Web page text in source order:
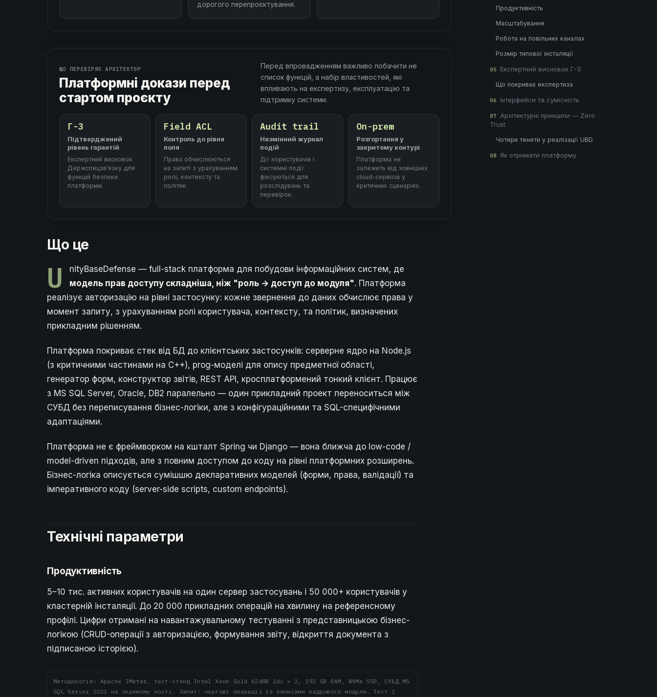
дорогого перепроєктування.
ЩО ПЕРЕВІРЯЄ АРХІТЕКТОР
Платформні докази перед
стартом проєкту
Перед впровадженням важливо побачити не
список функцій, а набір властивостей, які
впливають на експертизу, експлуатацію та
підтримку системи.
Г-3
Підтверджений
рівень гарантій
Експертний висновок
Держспецзв'язку для
функцій безпеки
платформи.
Field ACL
Контроль до рівня
поля
Права обчислюються
на запиті з урахуванням
ролі, контексту та
політик.
Audit trail
Незмінний журнал
подій
Дії користувачів і
системні події
фіксуються для
розслідувань та
перевірок.
On-prem
Розгортання у
закритому контурі
Платформа не
залежить від зовнішніх
cloud-сервісів у
критичних сценаріях.
Що це
U
nityBaseDefense — full-stack платформа для побудови інформаційних систем, де
модель прав доступу складніша, ніж "роль → доступ до модуля". Платформа
реалізує авторизацію на рівні застосунку: кожне звернення до даних обчислює права у
момент запиту, з урахуванням ролі користувача, контексту, та політик, визначених
прикладним рішенням.
Платформа покриває стек від БД до клієнтських застосунків: серверне ядро на Node.js
(з критичними частинами на C++), prog-моделі для опису предметної області,
генератор форм, конструктор звітів, REST API, кросплатформений тонкий клієнт. Працює
з MS SQL Server, Oracle, DB2 паралельно — один прикладний проект переноситься між
СУБД без переписування бізнес-логіки, але з конфігураційними та SQL-специфічними
адаптаціями.
Платформа не є фреймворком на кшталт Spring чи Django — вона ближча до low-code /
model-driven підходів, але з повним доступом до коду на рівні платформних розширень.
Бізнес-логіка описується сумішшю декларативних моделей (форми, права, валідації) та
імперативного коду (server-side scripts, custom endpoints).
Технічні параметри
Продуктивність
5–10 тис. активних користувачів на один сервер застосувань і 50 000+ користувачів у
кластерній інсталяції. До 20 000 прикладних операцій на хвилину на референсному
профілі. Цифри отримані на навантажувальному тестуванні з представницькою бізнес-
логікою (CRUD-операції з авторизацією, формування звіту, відкриття документа з
підписаною історією).
Методологія: Apache JMeter, тест-стенд Intel Xeon Gold 6248R 24c × 2, 192 GB RAM, NVMe SSD, СУБД MS
SQL Server 2022 на окремому хості. Запит: чергові операції із записами кадрового модуля. Тест 2
Продуктивність
Масштабування
Робота на повільних каналах
Розмір типової інсталяції
05 Експертний висновок Г-3
Що покриває експертиза
06 Інтерфейси та сумісність
07
Архітектурні принципи — Zero
Trust
Чотири тенети у реалізації UBD
08 Як отримати платформу